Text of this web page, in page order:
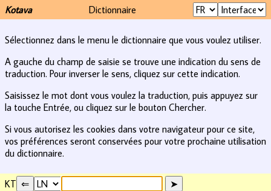
Kotava Dictionnaire
Sélectionnez dans le menu le dictionnaire que vous voulez utiliser.
A gauche du champ de saisie se trouve une indication du sens de
traduction. Pour inverser le sens, cliquez sur cette indication.
Saisissez le mot dont vous voulez la traduction, puis appuyez sur
la touche Entrée, ou cliquez sur le bouton Chercher.
Si vous autorisez les cookies dans votre navigateur pour ce site,
vos préférences seront conservées pour votre prochaine utilisation
du dictionnaire.
KT